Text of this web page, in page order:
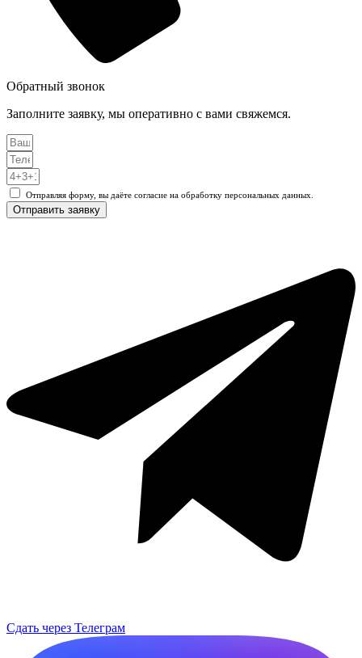
Обратный звонок
Заполните заявку, мы оперативно с вами свяжемся.
Отправляя форму, вы даёте согласие на обработку персональных данных.
Отправить заявку
Сдать через Телеграм